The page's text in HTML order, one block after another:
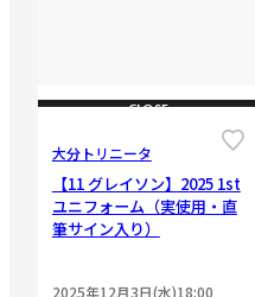
CLOSE
大分トリニータ
【11 グレイソン】2025 1st
ユニフォーム（実使用・直
筆サイン入り）
2025年12月3日(水)18:00